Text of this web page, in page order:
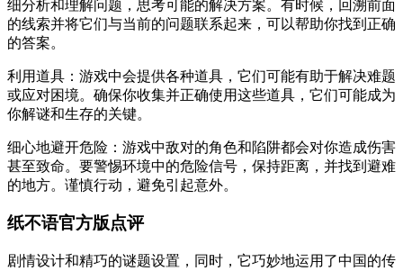
细分析和理解问题，思考可能的解决方案。有时候，回溯前面
的线索并将它们与当前的问题联系起来，可以帮助你找到正确
的答案。
利用道具：游戏中会提供各种道具，它们可能有助于解决难题
或应对困境。确保你收集并正确使用这些道具，它们可能成为
你解谜和生存的关键。
细心地避开危险：游戏中敌对的角色和陷阱都会对你造成伤害
甚至致命。要警惕环境中的危险信号，保持距离，并找到避难
的地方。谨慎行动，避免引起意外。
纸不语官方版点评
剧情设计和精巧的谜题设置，同时，它巧妙地运用了中国的传